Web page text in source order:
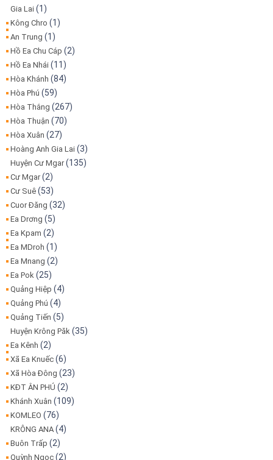
Gia Lai (1)
Kông Chro (1)
An Trung (1)
Hồ Ea Chu Cáp (2)
Hồ Ea Nhái (11)
Hòa Khánh (84)
Hòa Phú (59)
Hòa Thắng (267)
Hòa Thuận (70)
Hòa Xuân (27)
Hoàng Anh Gia Lai (3)
Huyện Cư Mgar(135)
Cư Mgar(2)
Cư Suê (53)
Cuor Đăng (32)
Ea Drơng (5)
Ea Kpam (2)
Ea MDroh (1)
Ea Mnang (2)
Ea Pok (25)
Quảng Hiệp (4)
Quảng Phú (4)
Quảng Tiến (5)
Huyện Krông Păk (35)
Ea Kênh (2)
Xã Ea Knuếc (6)
Xã Hòa Đông (23)
KĐT ÂN PHÚ (2)
Khánh Xuân (109)
KOMLEO (76)
KRÔNG ANA (4)
Buôn Trấp (2)
Quỳnh Ngọc (2)